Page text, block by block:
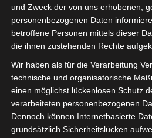
5 Okt. 2025-
Meisterschaft Tunesien
- Ligue 2 - Gruppe B
Halbzeit:
und Zweck der von uns erhobenen,
personenbezogenen Daten
betroffene Personen mittels dieser
die ihnen zustehenden Rechte
Wir haben als für die Verarbeitung
technische und organisatorische
einen möglichst lückenlosen Schutz
verarbeiteten personenbezogenen
Dennoch können Internetbasierte
grundsätzlich Sicherheitslücken